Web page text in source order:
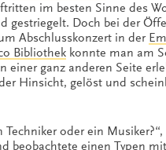
im besten Sinne des
gestriegelt. Doch bei der
Abschlusskonzert in der
Bibliothek konnte man am
einer ganz anderen Seite
Hinsicht, gelöst und
Techniker oder ein
beobachtete einen Typen